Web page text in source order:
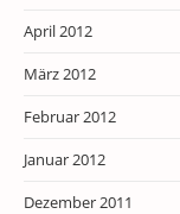
April 2012
März 2012
Februar 2012
Januar 2012
Dezember 2011